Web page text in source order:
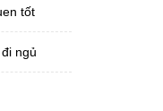
tốt
ngủ